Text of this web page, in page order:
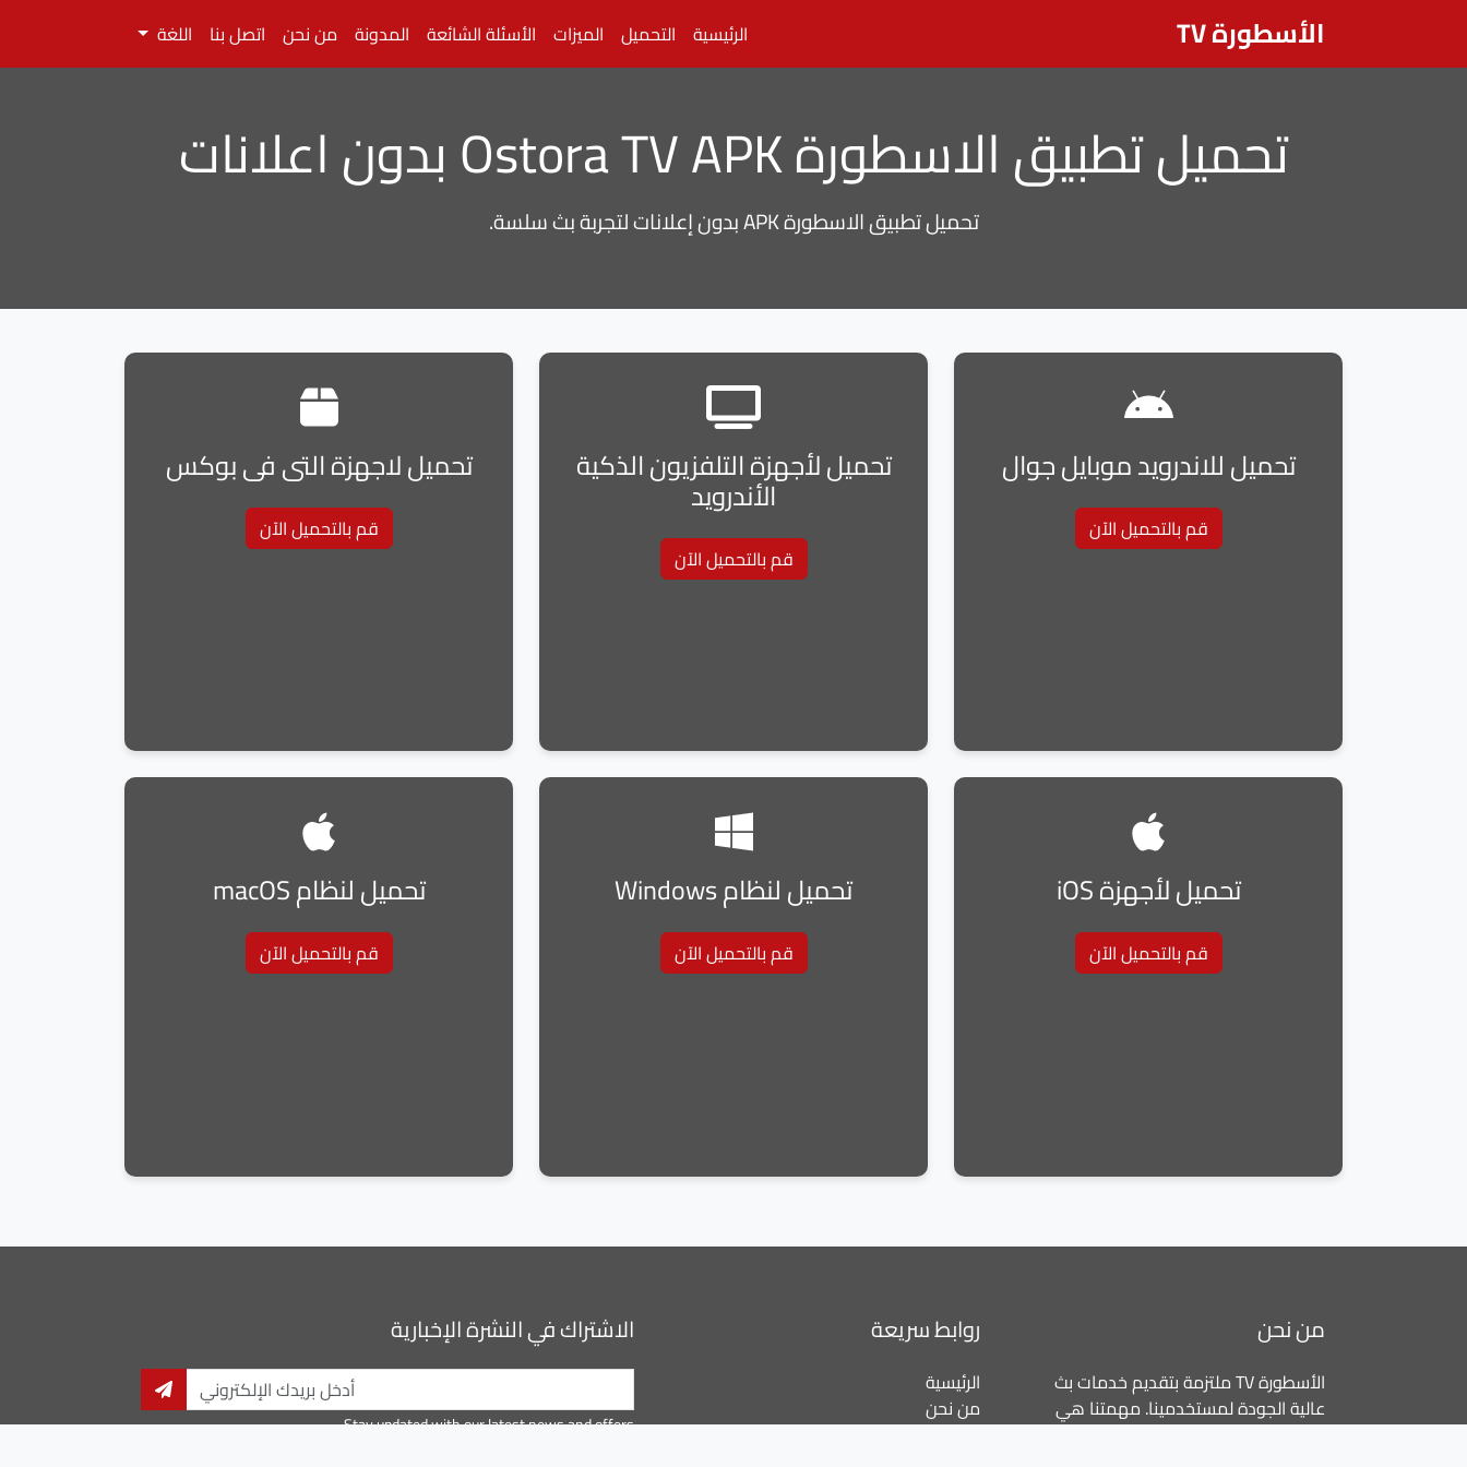
الأسطورة TV الرئيسية التحميل الميزات الأسئلة الشائعة المدونة من نحن اتصل بنا اللغة
تحميل تطبيق الاسطورة Ostora TV APK بدون اعلانات
تحميل تطبيق الاسطورة APK بدون إعلانات لتجربة بث سلسة.
تحميل للاندرويد موبايل جوال
قم بالتحميل الآن
تحميل لأجهزة التلفزيون الذكية
الأندرويد
قم بالتحميل الآن
تحميل لاجهزة التى فى بوكس
قم بالتحميل الآن
تحميل لأجهزة iOS
قم بالتحميل الآن
تحميل لنظام Windows
قم بالتحميل الآن
تحميل لنظام macOS
قم بالتحميل الآن
من نحن
الأسطورة TV ملتزمة بتقديم خدمات بث
عالية الجودة لمستخدمينا. مهمتنا هي
توفير تجارب مشاهدة سلسة وممتعة
روابط سريعة
الرئيسية
من نحن
الميزات
الاشتراك في النشرة الإخبارية
Stay updated with our latest news and offers.